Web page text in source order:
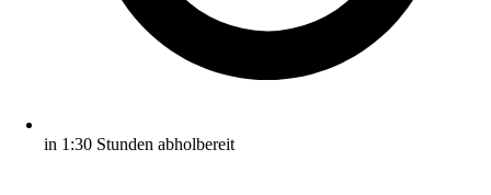
in 1:30 Stunden abholbereit